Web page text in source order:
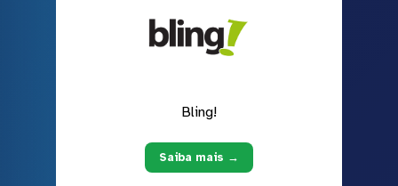
Bling!
Saiba mais →